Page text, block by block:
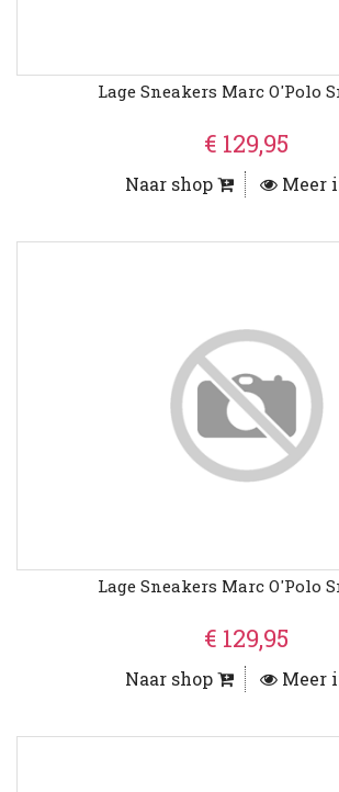
Lage Sneakers Marc O'Polo
€ 129,95
Naar shop Meer
Lage Sneakers Marc O'Polo
€ 129,95
Naar shop Meer